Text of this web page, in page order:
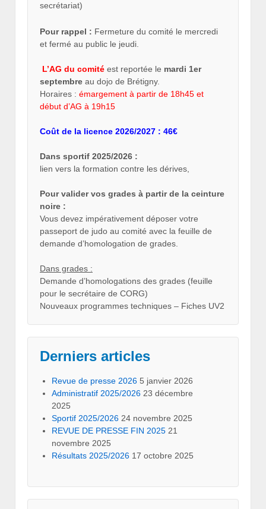
secrétariat)
Pour rappel : Fermeture du comité le mercredi
et fermé au public le jeudi.
L’AG du comité est reportée le mardi 1er
septembre au dojo de Brétigny.
Horaires : émargement à partir de 18h45 et
début d’AG à 19h15
Coût de la licence 2026/2027 : 46€
Dans sportif 2025/2026 :
lien vers la formation contre les dérives,
Pour valider vos grades à partir de la ceinture
noire :
Vous devez impérativement déposer votre
passeport de judo au comité avec la feuille de
demande d’homologation de grades.
Dans grades :
Demande d’homologations des grades (feuille
pour le secrétaire de CORG)
Nouveaux programmes techniques – Fiches UV2
Derniers articles
Revue de presse 2026 5 janvier 2026
Administratif 2025/2026 23 décembre
2025
Sportif 2025/2026 24 novembre 2025
REVUE DE PRESSE FIN 2025 21
novembre 2025
Résultats 2025/2026 17 octobre 2025